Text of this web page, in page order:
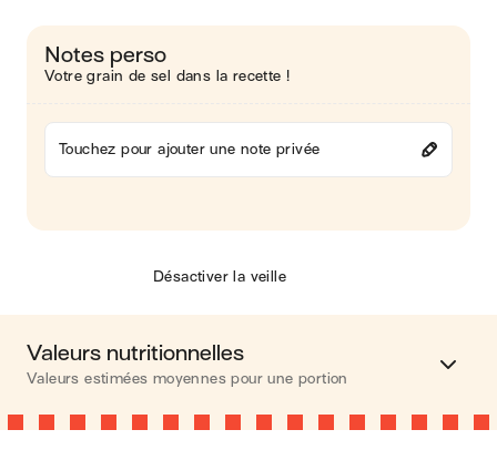
Notes perso
Votre grain de sel dans la recette !
Touchez pour ajouter une note privée
Désactiver la veille
Valeurs nutritionnelles
Valeurs estimées moyennes pour une portion
Calories 350 kcal